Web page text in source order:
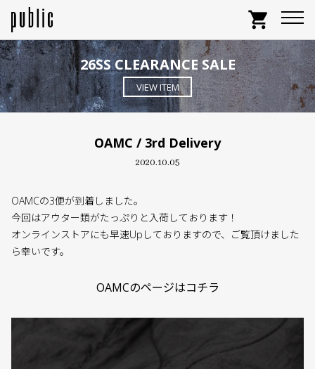
shopping_cart
26SS CLEARANCE SALE
VIEW ITEM
OAMC / 3rd Delivery
2020.10.05
OAMCの3便が到着しました。
今回はアウター類がたっぷりと入荷しております！
オンラインストアにも早速Upしておりますので、ご覧頂けました
ら幸いです。
OAMCのページはコチラ